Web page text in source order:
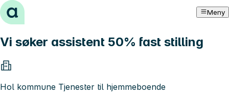
Hopp til innhold Meny
Vi søker assistent 50% fast stilling
Hol kommune Tjenester til hjemmeboende